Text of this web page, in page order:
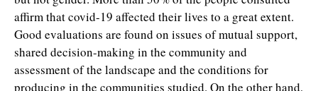
affirm that covid-19 affected their lives to a great extent.
Good evaluations are found on issues of mutual support,
shared decision-making in the community and
assessment of the landscape and the conditions for
producing in the communities studied. On the other hand,